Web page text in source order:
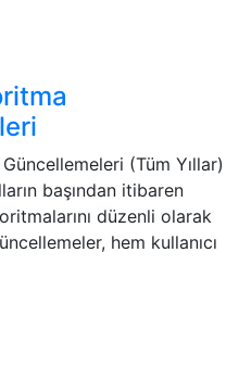
(Tüm Yıllar)
başından itibaren
düzenli olarak
hem kullanıcı